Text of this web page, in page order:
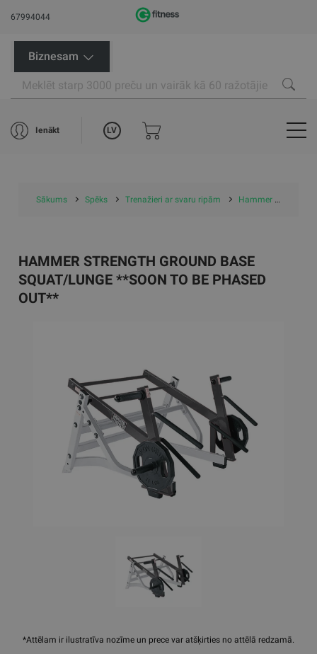
67994044
Biznesam
Ienākt LV
Sākums Spēks Trenažieri ar svaru ripām Hammer Strength Ground Base Squat/Lunge **Soon to be Phased Out**
*Attēlam ir ilustratīva nozīme un prece var atšķirties no attēlā redzamā.
HAMMER STRENGTH GROUND BASE
SQUAT/LUNGE **SOON TO BE PHASED
OUT**